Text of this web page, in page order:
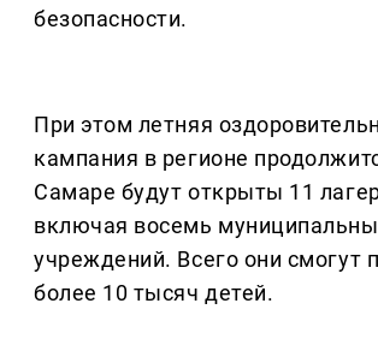
безопасности.
При этом летняя
кампания в регионе
Самаре будут открыты 11
включая восемь
учреждений. Всего они смогут
более 10 тысяч детей.